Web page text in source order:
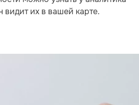
видит их в вашей карте.